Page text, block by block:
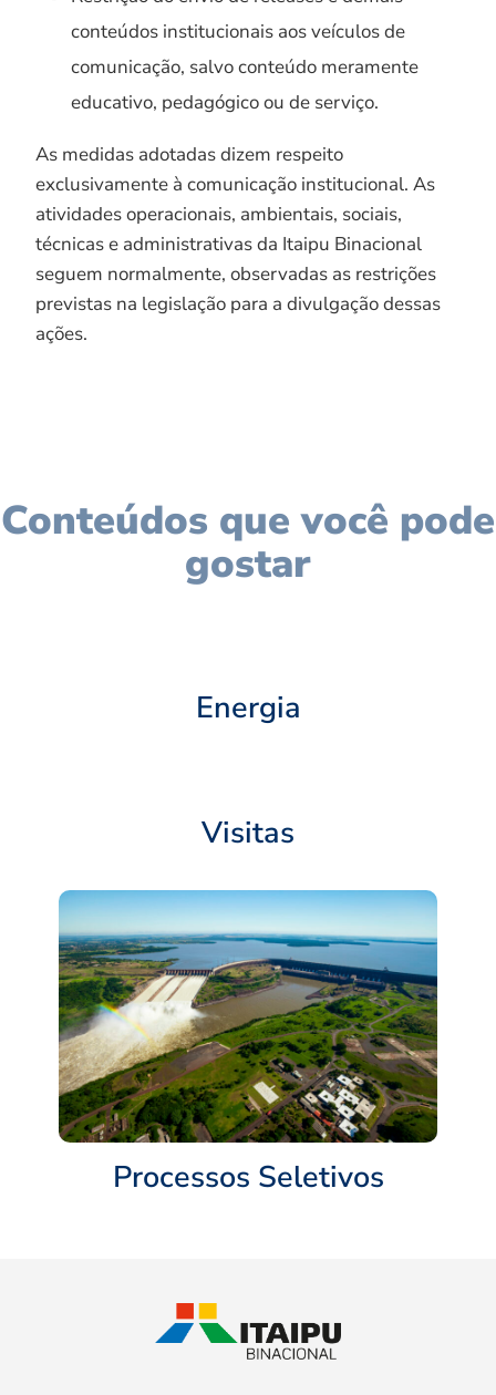
conteúdos institucionais aos veículos de
comunicação, salvo conteúdo meramente
educativo, pedagógico ou de serviço.
As medidas adotadas dizem respeito
exclusivamente à comunicação institucional. As
atividades operacionais, ambientais, sociais,
técnicas e administrativas da Itaipu Binacional
seguem normalmente, observadas as restrições
previstas na legislação para a divulgação dessas
ações.
Conteúdos que você pode
gostar
Energia
Visitas
Processos Seletivos